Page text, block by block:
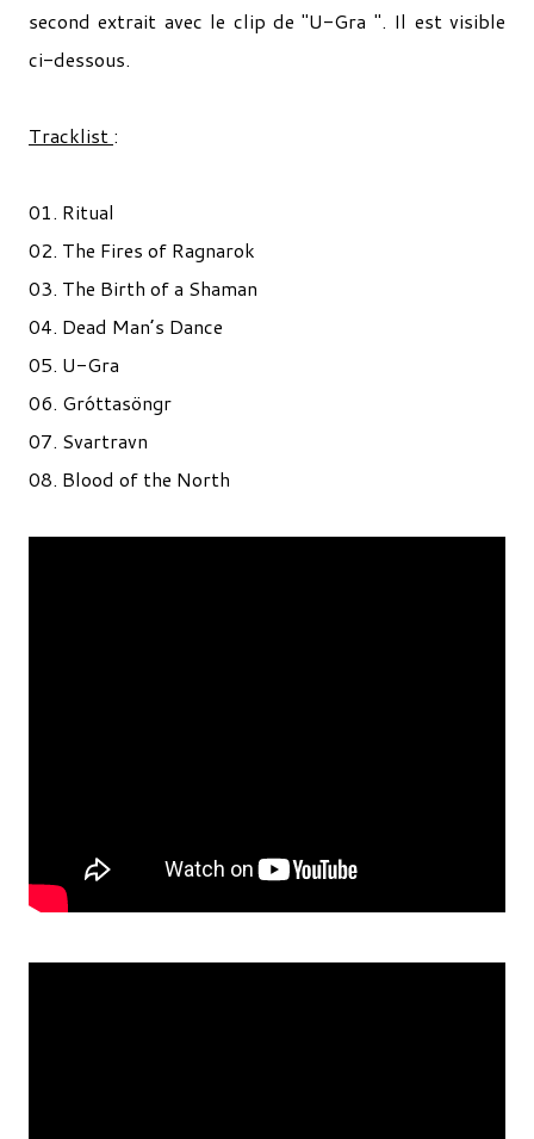
second extrait avec le clip de "U-Gra ". Il est visible
ci-dessous.
Tracklist :
01. Ritual
02. The Fires of Ragnarok
03. The Birth of a Shaman
04. Dead Man’s Dance
05. U-Gra
06. Gróttasöngr
07. Svartravn
08. Blood of the North